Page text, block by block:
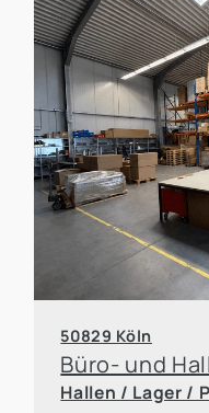
50829 Köln
Hallen / Lager /